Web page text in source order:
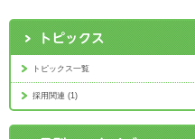
トピックス一覧
採用関連 (1)